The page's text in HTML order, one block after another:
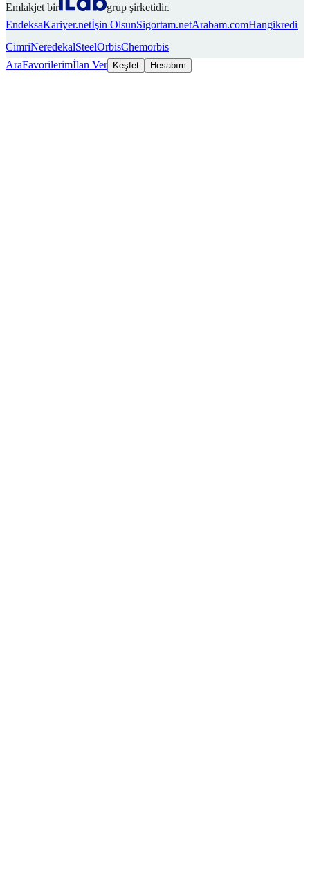
Emlakjet bir
grup şirketidir.
EndeksaKariyer.netİşin OlsunSigortam.netArabam.comHangikredi
CimriNeredekalSteelOrbisChemorbis
AraFavorilerimİlan Ver Keşfet Hesabım